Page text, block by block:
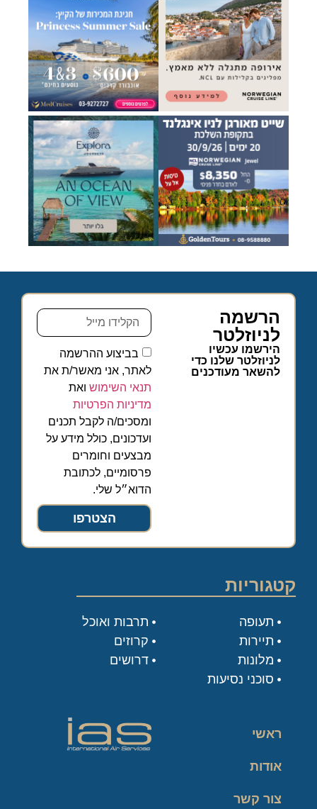
הרשמה
לניוזלטר
הירשמו עכשיו
לניוזלטר שלנו כדי
להשאר מעודכנים
בביצוע ההרשמה
לאתר, אני מאשר/ת את
תנאי השימוש ואת
מדיניות הפרטיות
ומסכים/ה לקבל תכנים
ועדכונים, כולל מידע על
מבצעים וחומרים
פרסומיים, לכתובת
הדוא״ל שלי.
הצטרפו
קטגוריות
תעופה
תיירות
מלונות
סוכני נסיעות
תרבות ואוכל
קרוזים
דרושים
ראשי
אודות
צור קשר